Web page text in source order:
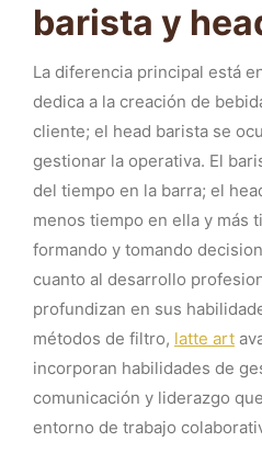
barista y
La diferencia principal está
dedica a la creación de
cliente; el head barista se
gestionar la operativa. El
del tiempo en la barra; el
menos tiempo en ella y más
formando y tomando
cuanto al desarrollo
profundizan en sus
métodos de filtro, latte art
incorporan habilidades de
comunicación y liderazgo
entorno de trabajo